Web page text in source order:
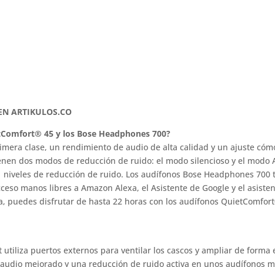
ARTIKULOS.CO
45 y los Bose Headphones 700?
clase, un rendimiento de audio de alta calidad y un ajuste
dos modos de reducción de ruido: el modo silencioso y el modo
de reducción de ruido. Los audífonos Bose Headphones
manos libres a Amazon Alexa, el Asistente de Google y el
puedes disfrutar de hasta 22 horas con los audífonos
puertos externos para ventilar los cascos y ampliar de forma
mejorado y una reducción de ruido activa en unos audífonos